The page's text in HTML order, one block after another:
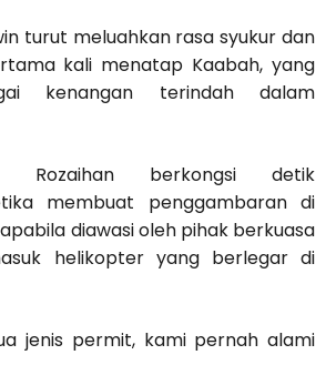
turut meluahkan rasa syukur dan
kali menatap Kaabah, yang
kenangan terindah dalam
Rozaihan berkongsi detik
membuat penggambaran di
diawasi oleh pihak berkuasa
helikopter yang berlegar di
jenis permit, kami pernah alami